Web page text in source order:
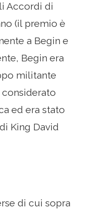
Accordi di
(il premio è
a Begin e
Begin era
militante
considerato
ed era stato
King David
di cui sopra